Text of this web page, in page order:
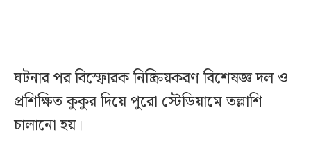
ঘটনার পর বিস্ফোরক নিষ্ক্রিয়করণ বিশেষজ্ঞ দল ও
প্রশিক্ষিত কুকুর দিয়ে পুরো স্টেডিয়ামে তল্লাশি
চালানো হয়।